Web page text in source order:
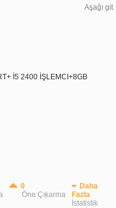
Aşağı git
İ5 2400 İŞLEMCI+8GB
0
Öne Çıkarma
Daha
Fazla
İstatistik